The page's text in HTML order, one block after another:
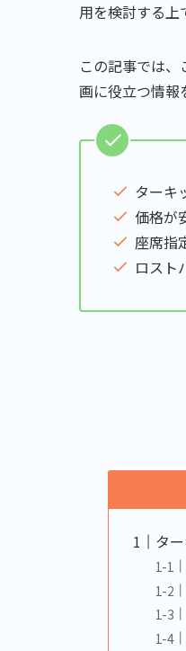
用を検討する上
この記事では
画に役立つ情報
ターキ
価格が
座席指
ロスト
タ